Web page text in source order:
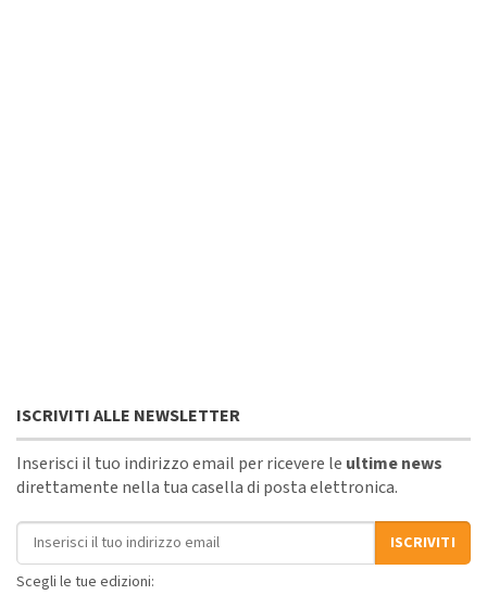
ISCRIVITI ALLE NEWSLETTER
Inserisci il tuo indirizzo email per ricevere le ultime news
direttamente nella tua casella di posta elettronica.
Indirizzo email
ISCRIVITI
Scegli le tue edizioni: